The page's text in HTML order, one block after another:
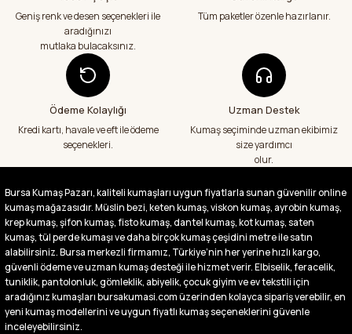
geçenlere teşekkür ediyorum
Abdurrahman Samsur | 24/07/2026
Aradığım kumaşçı artık hep buradan alış
veriş yapacağım in şa Allah çünkü 4 farklı
kumaş aldım hem ölçü olarak hem
görüntü,doku olarak çok memnun kaldım
emeği geçenlere teşekkür ediyorum
A... S... | 24/07/2026
büyük kolaylık emeği geçenlere teşekkür
ediyorum
Abdurrahman Samsur | 24/07/2026
Buradan ikinci alışverişim ikisinden de çok
memnun kaldım teşekkürler.
Büşra Singeç | 02/07/2026
Geniş renk ve desen seçenekleri ile
aradığınızı
mutlaka bulacaksınız.
Tüm paketler özenle hazırlanır.
Ödeme Kolaylığı
Kredi kartı, havale ve eft ile ödeme
seçenekleri.
Uzman Destek
Kumaş seçiminde uzman ekibimiz
size yardımcı
olur.
Bursa Kumaş Pazarı, kaliteli kumaşları uygun fiyatlarla sunan güvenilir online
kumaş mağazasıdır. Müslin bezi, keten kumaş, viskon kumaş, ayrobin kumaş,
krep kumaş, şifon kumaş, fisto kumaş, dantel kumaş, kot kumaş, saten
kumaş, tül perde kumaşı ve daha birçok kumaş çeşidini metre ile satın
alabilirsiniz. Bursa merkezli firmamız, Türkiye’nin her yerine hızlı kargo,
güvenli ödeme ve uzman kumaş desteği ile hizmet verir. Elbiselik, feracelik,
tuniklik, pantolonluk, gömleklik, abiyelik, çocuk giyim ve ev tekstili için
aradığınız kumaşları bursakumasi.com üzerinden kolayca sipariş verebilir, en
yeni kumaş modellerini ve uygun fiyatlı kumaş seçeneklerini güvenle
inceleyebilirsiniz.